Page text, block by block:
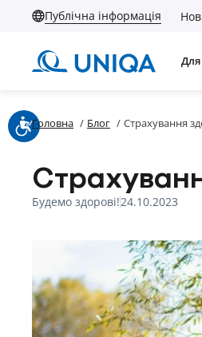
Публічна інформація
Головна / Блог / Страхування
Будемо здорові!24.10.2023